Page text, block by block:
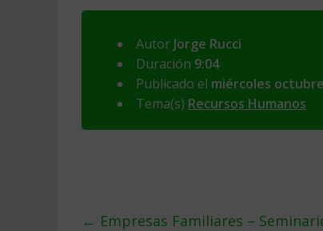
Autor Jorge Rucci
Duración 9:04
Publicado el miércoles
Tema(s) Recursos Humanos
← Empresas Familiares –